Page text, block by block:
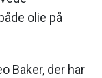
olie på
Baker, der har